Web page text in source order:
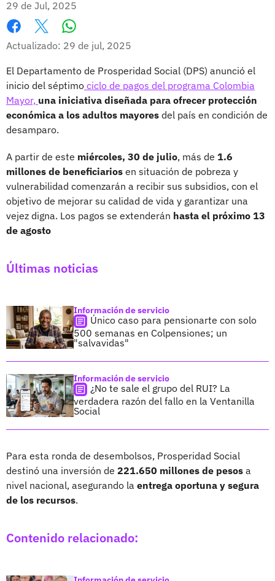
29 de Jul, 2025
Facebook
X
Actualizado: 29 de jul, 2025
El Departamento de Prosperidad Social (DPS) anunció el
inicio del séptimo ciclo de pagos del programa Colombia
Mayor, una iniciativa diseñada para ofrecer protección
económica a los adultos mayores del país en condición de
desamparo.
A partir de este miércoles, 30 de julio, más de 1.6
millones de beneficiarios en situación de pobreza y
vulnerabilidad comenzarán a recibir sus subsidios, con el
objetivo de mejorar su calidad de vida y garantizar una
vejez digna. Los pagos se extenderán hasta el próximo 13
de agosto
Últimas noticias
Información de servicio
Único caso para pensionarte con solo
500 semanas en Colpensiones; un
"salvavidas"
Información de servicio
¿No te sale el grupo del RUI? La
verdadera razón del fallo en la Ventanilla
Social
Para esta ronda de desembolsos, Prosperidad Social
destinó una inversión de 221.650 millones de pesos a
nivel nacional, asegurando la entrega oportuna y segura
de los recursos.
Contenido relacionado: